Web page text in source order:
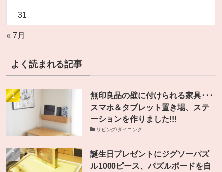
31
« 7月
よく読まれる記事
無印良品の壁に付けられる家具･･･
スマホ＆タブレット置き場、ステ
ーションを作りました!!!
リビング/ダイニング
誕生日プレゼントにジグソーパズ
ル1000ピース、パズルボードを自